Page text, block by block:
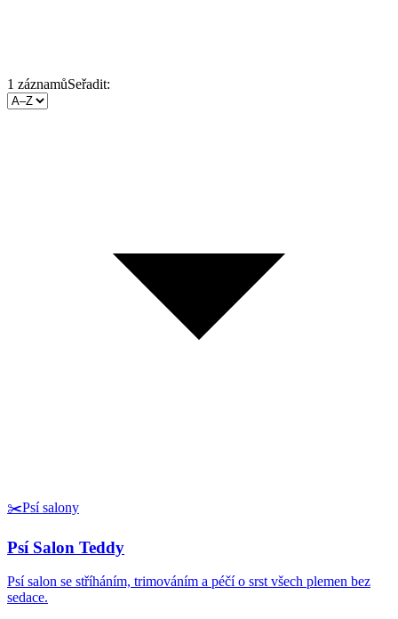
1 záznamůSeřadit:
✂️Psí salony
Psí Salon Teddy
Psí salon se stříháním, trimováním a péčí o srst všech plemen bez
sedace.